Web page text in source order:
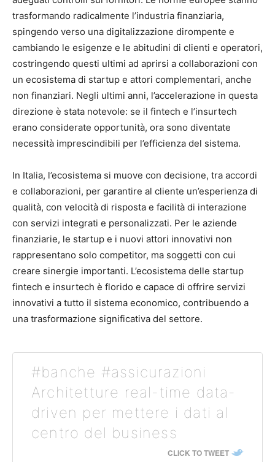
trasformando radicalmente l’industria finanziaria,
spingendo verso una digitalizzazione dirompente e
cambiando le esigenze e le abitudini di clienti e operatori,
costringendo questi ultimi ad aprirsi a collaborazioni con
un ecosistema di startup e attori complementari, anche
non finanziari. Negli ultimi anni, l’accelerazione in questa
direzione è stata notevole: se il fintech e l’insurtech
erano considerate opportunità, ora sono diventate
necessità imprescindibili per l’efficienza del sistema.
In Italia, l’ecosistema si muove con decisione, tra accordi
e collaborazioni, per garantire al cliente un’esperienza di
qualità, con velocità di risposta e facilità di interazione
con servizi integrati e personalizzati. Per le aziende
finanziarie, le startup e i nuovi attori innovativi non
rappresentano solo competitor, ma soggetti con cui
creare sinergie importanti. L’ecosistema delle startup
fintech e insurtech è florido e capace di offrire servizi
innovativi a tutto il sistema economico, contribuendo a
una trasformazione significativa del settore.
#banche #assicurazioni
Architetture real-time data-
driven per mettere i dati al
centro del business
CLICK TO TWEET